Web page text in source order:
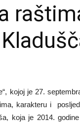
kojoj je 27.
karakteru i
koja je 2014.